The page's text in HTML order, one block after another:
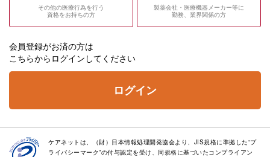
その他の医療行為を行う
資格をお持ちの方
製薬会社・医療機器メーカー等に
勤務、業界関係の方
会員登録がお済の方は
こちらからログインしてください
ログイン
ケアネットは、（財）日本情報処理開発協会より、JIS規格に準拠した“プ
ライバシーマーク”の付与認定を受け、同規格に基づいたコンプライアン